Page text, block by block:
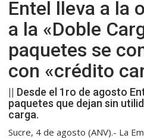
Entel lleva a la
a la «Doble
paquetes se
con «crédito
|| Desde el 1ro de agosto
paquetes que dejan sin
carga.
Sucre, 4 de agosto (ANV).- La